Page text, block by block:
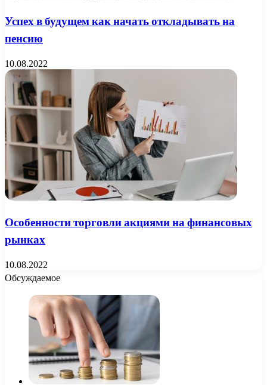
Успех в будущем как начать откладывать на
пенсию
10.08.2022
Особенности торговли акциями на финансовых
рынках
10.08.2022
Обсуждаемое